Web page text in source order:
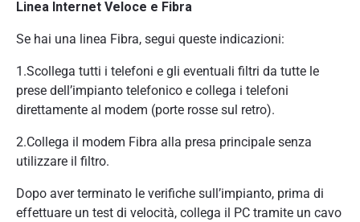
Linea Internet Veloce e Fibra
Se hai una linea Fibra, segui queste indicazioni:
1.Scollega tutti i telefoni e gli eventuali filtri da tutte le
prese dell’impianto telefonico e collega i telefoni
direttamente al modem (porte rosse sul retro).
2.Collega il modem Fibra alla presa principale senza
utilizzare il filtro.
Dopo aver terminato le verifiche sull’impianto, prima di
effettuare un test di velocità, collega il PC tramite un cavo